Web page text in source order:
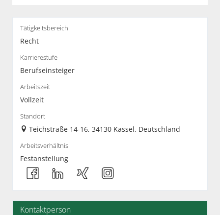
Tätigkeitsbereich
Recht
Karrierestufe
Berufseinsteiger
Arbeitszeit
Vollzeit
Standort
Teichstraße 14-16, 34130 Kassel, Deutschland
Arbeitsverhältnis
Festanstellung
Kontaktperson